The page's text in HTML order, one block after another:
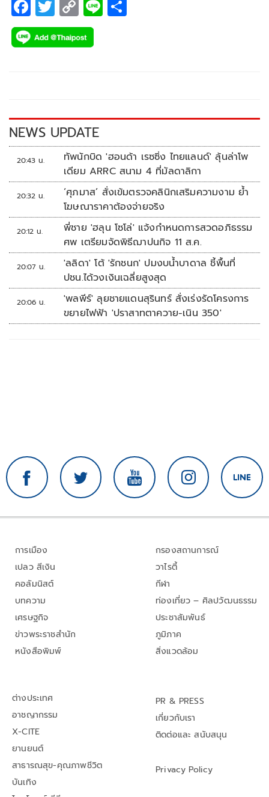
F
ac
e
k
T
wi
tt
C
o
p
k
Li
NEWS UPDATE
20:43 น.
ทัพนักบิด 'ฮอนด้า เรซซิ่ง ไทยแลนด์' ลุ้นล่าโพ
เดียม ARRC สนาม 4 ที่มัลดาลิกา
20:32 น.
‘ศุภมาส’ สั่งเข้มตรวจคลินิกเสริมความงาม ย้ำ
โฆษณาราคาต้องจ่ายจริง
20:12 น.
พี่ชาย 'ฮลุน โซโล่' แจ้งกำหนดการสวดอภิธรรม
ศพ เตรียมจัดพิธีฌาปนกิจ 11 ส.ค.
20:07 น.
'ลลิดา' โต้ 'รักชนก' ปมงบน้ำบาดาล ชี้พื้นที่
ปชน.ได้วงเงินเฉลี่ยสูงสุด
20:06 น.
'พลพีร์' ลุยชายแดนสุรินทร์ สั่งเร่งรัดโครงการ
ขยายไฟฟ้า 'ปราสาทตาควาย-เนิน 350'
การเมือง
เปลว สีเงิน
คอลัมนิสต์
บทความ
เศรษฐกิจ
ข่าวพระราชสำนัก
หนังสือพิมพ์
กรองสถานการณ์
วาไรตี้
กีฬา
ท่องเที่ยว – ศิลปวัฒนธรรม
ประชาสัมพันธ์
ภูมิภาค
สิ่งแวดล้อม
ต่างประเทศ
อาชญากรรม
X-CITE
ยานยนต์
สาธารณสุข-คุณภาพชีวิต
บันเทิง
PR & PRESS
เกี่ยวกับเรา
ติดต่อและ สนับสนุน
Privacy Policy